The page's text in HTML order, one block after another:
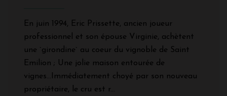
En juin 1994, Eric Prissette, ancien joueur
professionnel et son épouse Virginie, achètent
une `girondine` au coeur du vignoble de Saint
Emilion ; Une jolie maison entourée de
vignes...Immédiatement choyé par son nouveau
propriétaire, le cru est r...